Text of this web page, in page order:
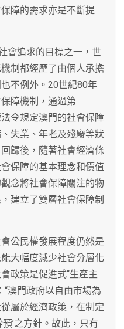
障的需求亦是不斷提
會追求的目標之一，世
制都經歷了由個人承擔
不例外。20世紀80年
障機制，通過第
令規定澳門的社會保障
失業、年老及殘廢等狀
歸後，隨著社會經濟條
保障的基本理念和價值
念將社會保障關注的物
建立了雙層社會保障制
公民權發展程度仍然是
大幅度減少社會分層化
政策是促進式“生產主
“澳門政府以自由市場為
屬於經濟政策，在制定
’之方針。故此，只有